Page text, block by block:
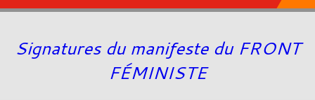
Signatures du manifeste du FRONT
FÉMINISTE